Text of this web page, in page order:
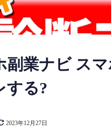
副業ナビ ス
する?
2023年12月27日